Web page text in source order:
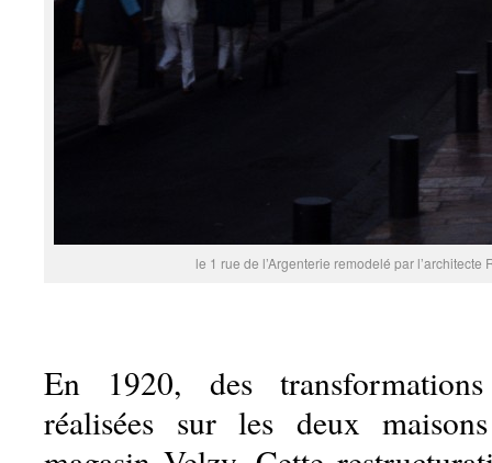
le 1 rue de l’Argenterie remodelé par l’architecte
En 1920, des
réalisées sur les deux